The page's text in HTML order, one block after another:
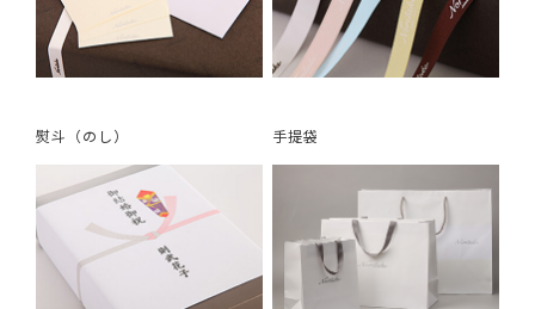
熨斗（のし） 手提袋